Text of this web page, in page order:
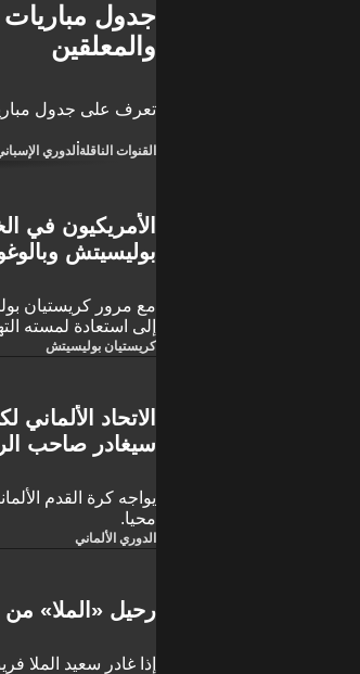
والمعلقين
تعرف على جدول مباريات اليوم الأحد 3 مايو 2026
القنوات الناقلة الدوري
الأمريكيون في
بوليسيتش
مع مرور كريستيان
إلى استعادة لمسته
بالأحداث بالنسبة
كريستيان بوليسيتش
الاتحاد
سيغادر صاحب
يواجه كرة القدم
محيا.
الدوري الألماني
رحيل «الملا» من